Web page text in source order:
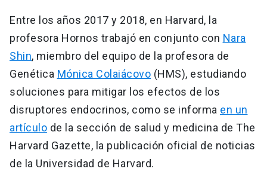
Entre los años 2017 y 2018, en Harvard, la
profesora Hornos trabajó en conjunto con Nara
Shin, miembro del equipo de la profesora de
Genética Mónica Colaiácovo (HMS), estudiando
soluciones para mitigar los efectos de los
disruptores endocrinos, como se informa en un
artículo de la sección de salud y medicina de The
Harvard Gazette, la publicación oficial de noticias
de la Universidad de Harvard.